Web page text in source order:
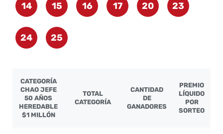
14 15 16 17 20 23
24 25
CATEGORÍA
CHAO JEFE
50 AÑOS
HEREDABLE
$1 MILLÓN
TOTAL
CATEGORÍA
CANTIDAD
DE
GANADORES
PREMIO
LÍQUIDO
POR
SORTEO